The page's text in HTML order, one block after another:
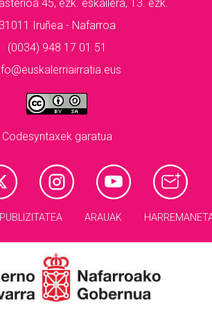
45, ezk. eskailera, 13. ezk.
31011 Iruñea - Nafarroa
(0034) 948 17 01 51
Codesyntaxek garatua
PUBLIZITATEA ARAUAK